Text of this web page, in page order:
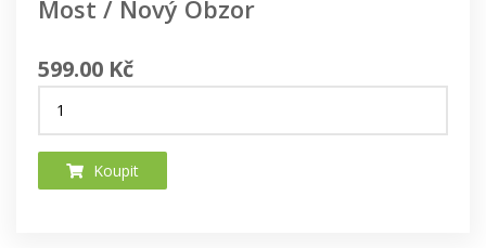
Most / Nový Obzor
599.00 Kč
Koupit